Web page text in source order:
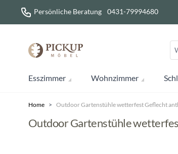
Direkt zum Inhalt
Persönliche Beratung 0431-79994680
Esszimmer Wohnzimmer
Home > Outdoor Gartenstühle wetterfest Geflecht
Outdoor Gartenstühle